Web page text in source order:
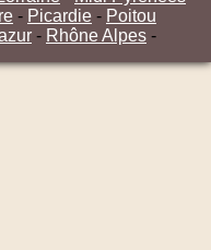
- Picardie - Poitou
- Rhône Alpes -